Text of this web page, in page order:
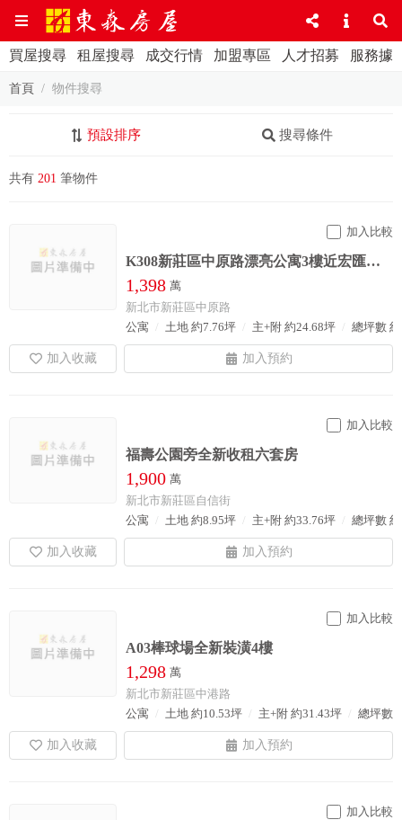
買屋搜尋 租屋搜尋 成交行情 加盟專區 人才招募 服務據
首頁 物件搜尋
預設排序 搜尋條件
共有 201 筆物件
加入比較
K308新莊區中原路漂亮公寓3樓近宏匯廣場捷運新莊副都心站
1,398 萬
新北市新莊區中原路
公寓
土地 約7.76坪 主+附 約24.68坪 總坪數
加入比較
福壽公園旁全新收租六套房
1,900 萬
新北市新莊區自信街
公寓
土地 約8.95坪 主+附 約33.76坪 總坪數
加入比較
A03棒球場全新裝潢4樓
1,298 萬
新北市新莊區中港路
公寓
土地 約10.53坪 主+附 約31.43坪 總坪數
加入比較